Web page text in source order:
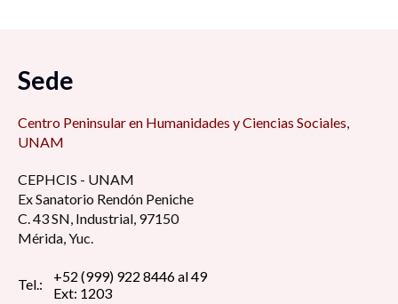
Sede
Centro Peninsular en Humanidades y Ciencias Sociales,
UNAM
CEPHCIS - UNAM
Ex Sanatorio Rendón Peniche
C. 43 SN, Industrial, 97150
Mérida, Yuc.
Tel.:
+52 (999) 922 8446 al 49
Ext: 1203